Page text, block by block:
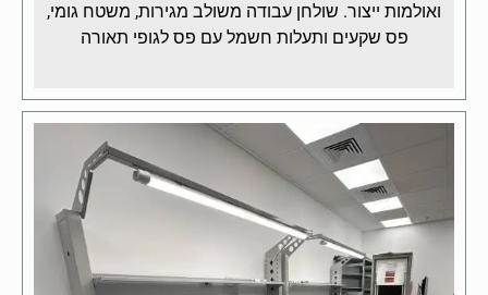
ואולמות ייצור. שולחן עבודה משולב מגירות, משטח גומי,
פס שקעים ותעלות חשמל עם פס לגופי תאורה